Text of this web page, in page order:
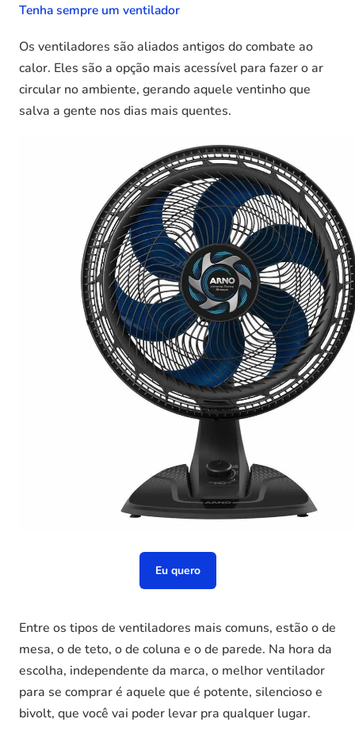
Tenha sempre um ventilador
Os ventiladores são aliados antigos do combate ao
calor. Eles são a opção mais acessível para fazer o ar
circular no ambiente, gerando aquele ventinho que
salva a gente nos dias mais quentes.
Eu quero
Entre os tipos de ventiladores mais comuns, estão o de
mesa, o de teto, o de coluna e o de parede. Na hora da
escolha, independente da marca, o melhor ventilador
para se comprar é aquele que é potente, silencioso e
bivolt, que você vai poder levar pra qualquer lugar.